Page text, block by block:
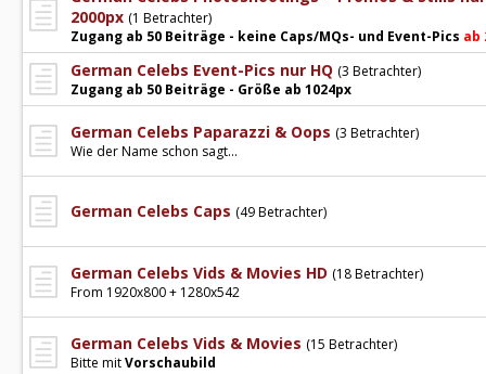
2000px (1 Betrachter)
Zugang ab 50 Beiträge - keine Caps/MQs- und Event-Pics ab
German Celebs Event-Pics nur HQ (3 Betrachter)
Zugang ab 50 Beiträge - Größe ab 1024px
German Celebs Paparazzi & Oops (3 Betrachter)
Wie der Name schon sagt...
German Celebs Caps (49 Betrachter)
German Celebs Vids & Movies HD (18 Betrachter)
From 1920x800 + 1280x542
German Celebs Vids & Movies (15 Betrachter)
Bitte mitVorschaubild